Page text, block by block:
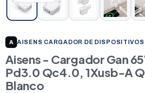
A AISENS CARGADOR DE
Aisens - Cargador Gan
Pd3.0 Qc4.0, 1Xusb-A
Blanco